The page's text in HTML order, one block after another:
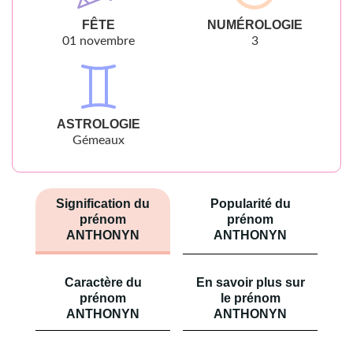
FÊTE
01 novembre
NUMÉROLOGIE
3
ASTROLOGIE
Gémeaux
Signification du
prénom
ANTHONYN
Popularité du
prénom
ANTHONYN
Caractère du
prénom
ANTHONYN
En savoir plus sur
le prénom
ANTHONYN